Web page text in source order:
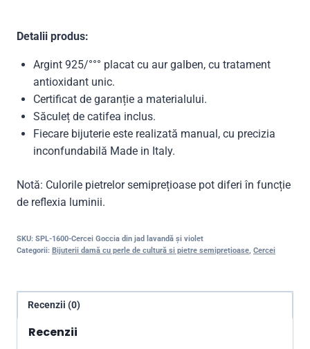
Detalii produs:
Argint 925/°°° placat cu aur galben, cu tratament
antioxidant unic.
Certificat de garanție a materialului.
Săculeț de catifea inclus.
Fiecare bijuterie este realizată manual, cu precizia
inconfundabilă Made in Italy.
Notă: Culorile pietrelor semiprețioase pot diferi în funcție
de reflexia luminii.
SKU: SPL-1600-Cercei Goccia din jad lavandă și violet
Categorii: Bijuterii damă cu perle de cultură si pietre semiprețioase, Cercei
Recenzii (0)
Recenzii